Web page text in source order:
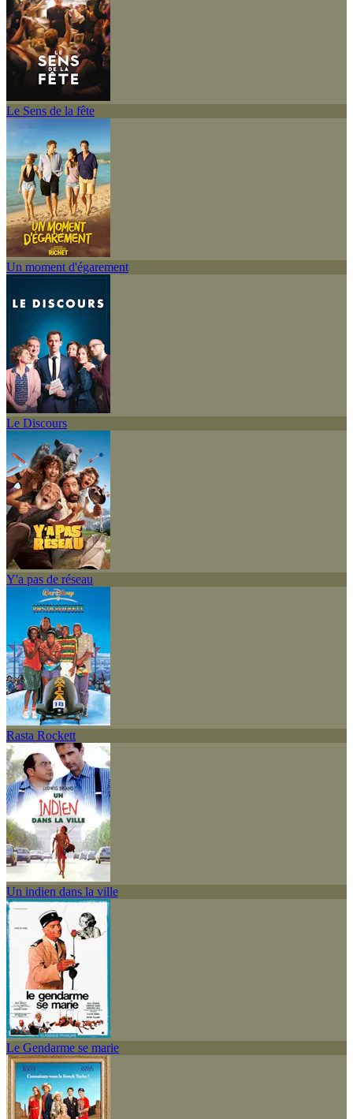
Le Sens de la fête
Un moment d'égarement
Le Discours
Y'a pas de réseau
Rasta Rockett
Un indien dans la ville
Le Gendarme se marie